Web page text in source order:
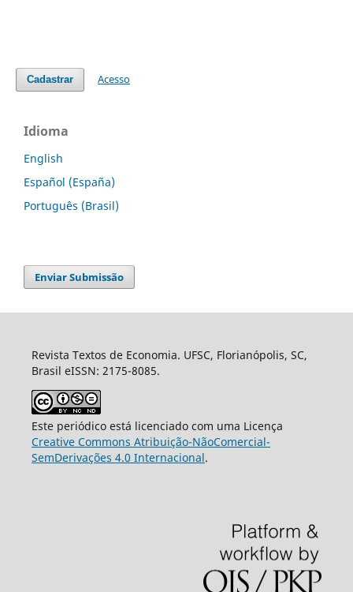
Cadastrar Acesso
Idioma
English
Español (España)
Português (Brasil)
Enviar Submissão
Revista Textos de Economia. UFSC, Florianópolis, SC,
Brasil eISSN: 2175-8085.
Este periódico está licenciado com uma Licença
Creative Commons Atribuição-NãoComercial-
SemDerivações 4.0 Internacional.